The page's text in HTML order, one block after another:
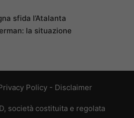
sfida l’Atalanta
la situazione
Policy- Disclaimer
società costituita e regolata